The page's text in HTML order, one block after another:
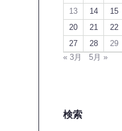
13
14 15
20
21 22
27
28 29
« 3月
5月 »
検索